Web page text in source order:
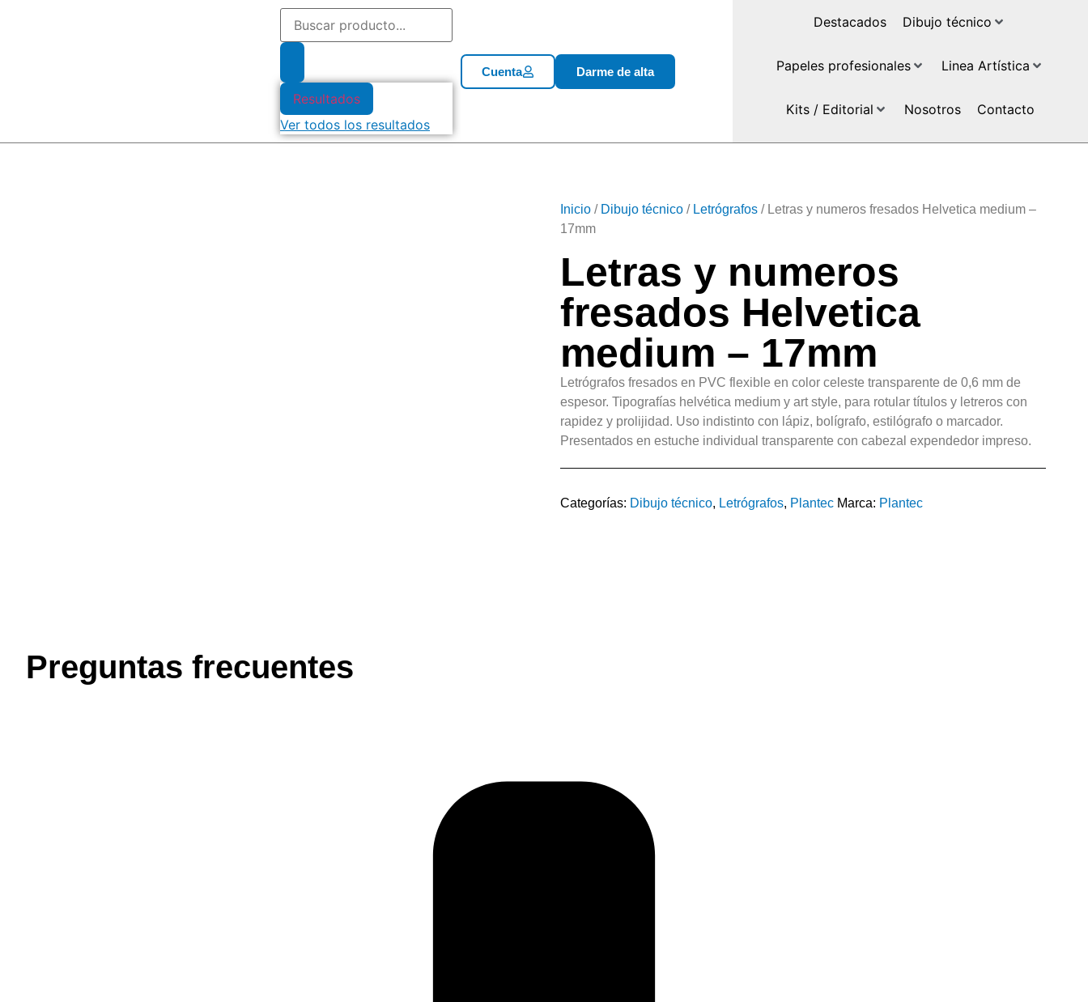
Resultados
Ver todos los resultados
Cuenta Darme de alta
Destacados Dibujo técnico
Papeles profesionales Linea Artística
Kits / Editorial Nosotros Contacto
Inicio / Dibujo técnico / Letrógrafos / Letras y numeros fresados Helvetica medium –
17mm
Letras y numeros
fresados Helvetica
medium – 17mm
Letrógrafos fresados en PVC flexible en color celeste transparente de 0,6 mm de
espesor. Tipografías helvética medium y art style, para rotular títulos y letreros con
rapidez y prolijidad. Uso indistinto con lápiz, bolígrafo, estilógrafo o marcador.
Presentados en estuche individual transparente con cabezal expendedor impreso.
Categorías: Dibujo técnico, Letrógrafos, Plantec Marca: Plantec
Preguntas frecuentes